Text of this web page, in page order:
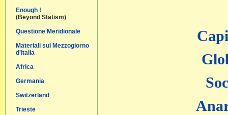
Enough !
(Beyond Statism)
Questione Meridionale
Materiali sul Mezzogiorno
d'Italia
Africa
Germania
Switzerland
Trieste